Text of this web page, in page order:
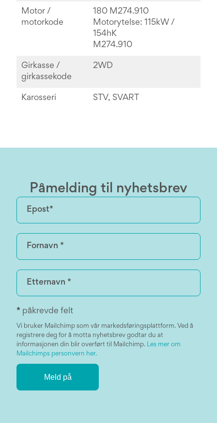
Motor /
motorkode
180 M274.910
Motorytelse: 115kW /
154hK
M274.910
Girkasse /
girkassekode
2WD
Karosseri STV, SVART
Påmelding til nyhetsbrev
* påkrevde felt
Vi bruker Mailchimp som vår markedsføringsplattform. Ved å
registrere deg for å motta nyhetsbrev godtar du at
informasjonen din blir overført til Mailchimp. Les mer om
Mailchimps personvern her.